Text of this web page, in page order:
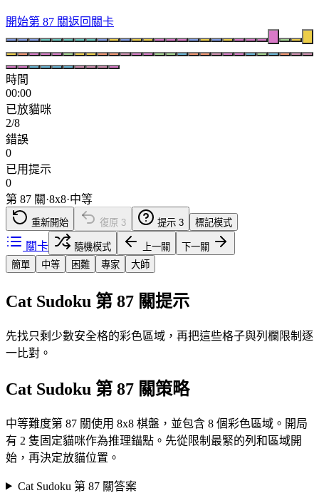
開始第 87 關返回關卡
時間
00:00
已放貓咪
2/8
錯誤
0
已用提示
0
第 87 關·8x8·中等
重新開始 復原 3 提示 3 標記模式
關卡 隨機模式 上一關
下一關
簡單
中等 困難 專家 大師
Cat Sudoku 第 87 關提示
先找只剩少數安全格的彩色區域，再把這些格子與列欄限制逐
一比對。
Cat Sudoku 第 87 關策略
中等難度第 87 關使用 8x8 棋盤，並包含 8 個彩色區域。開局
有 2 隻固定貓咪作為推理錨點。先從限制最緊的列和區域開
始，再決定放貓位置。
Cat Sudoku 第 87 關答案